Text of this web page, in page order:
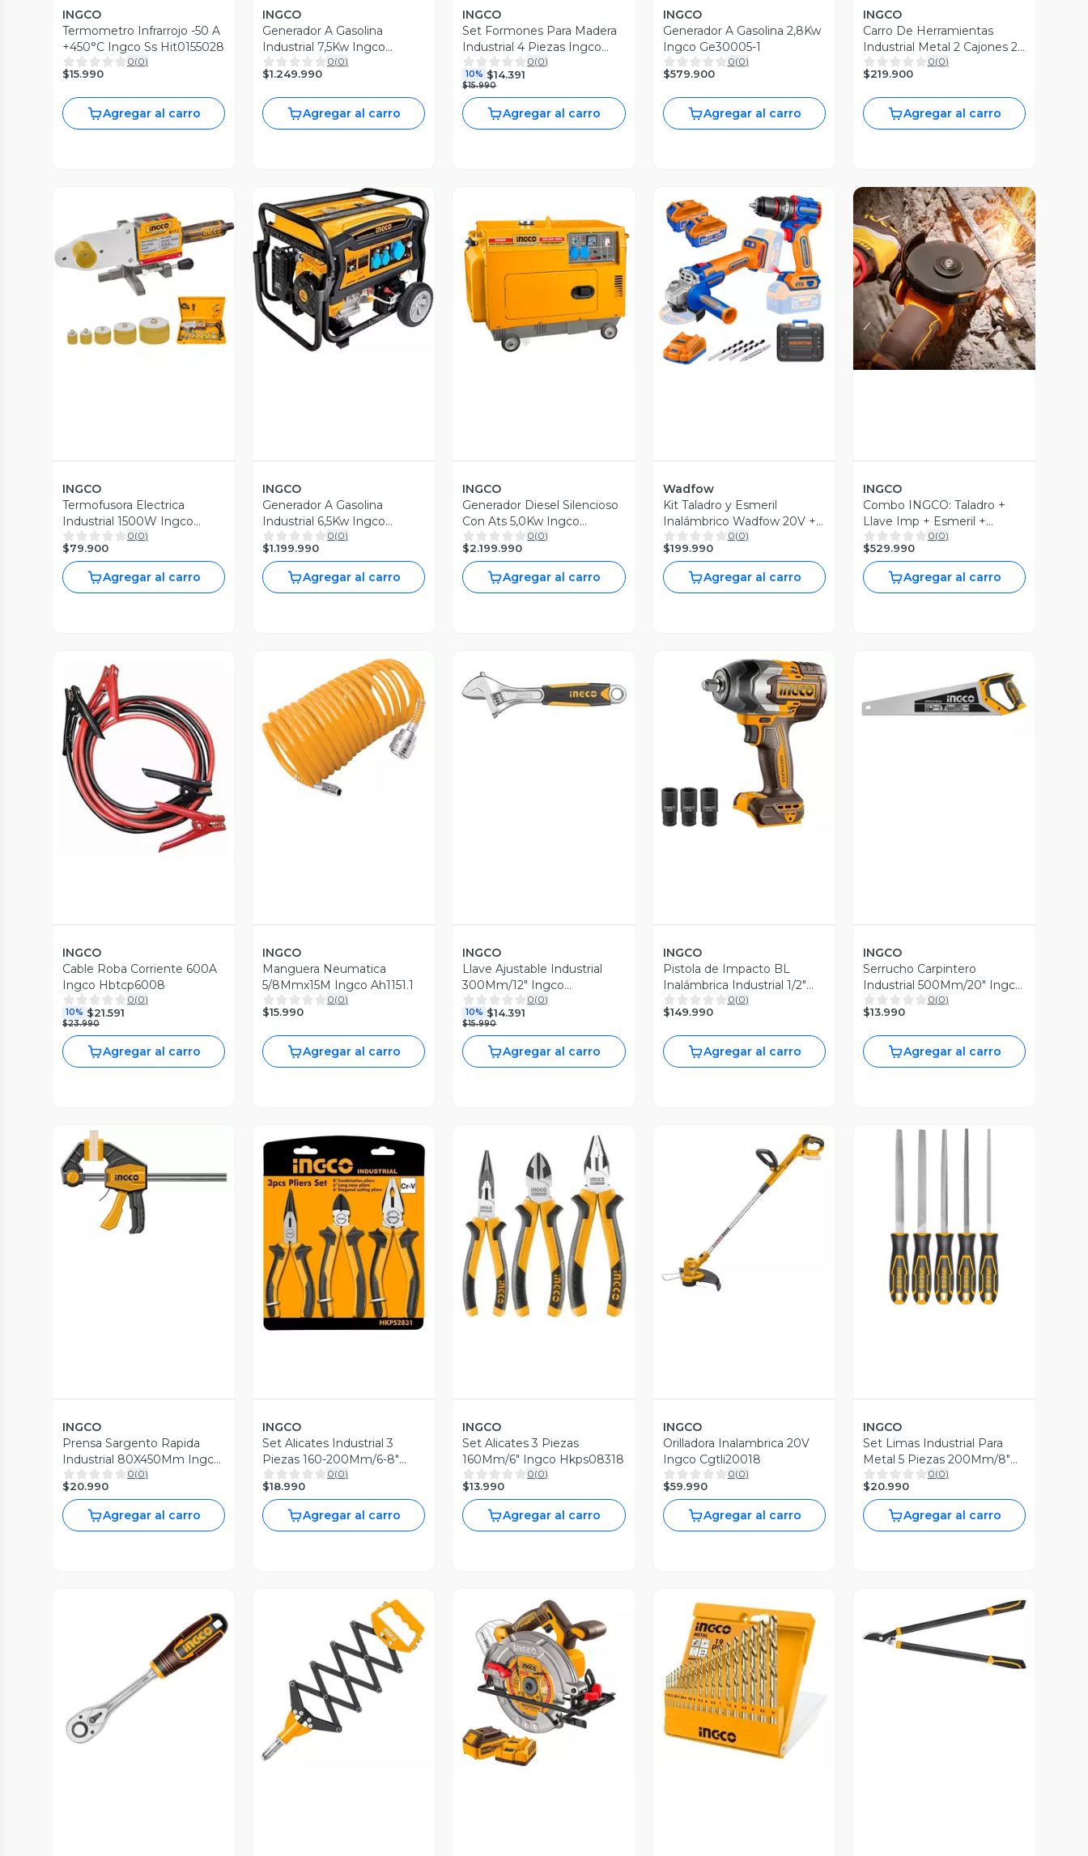
INGCO
Termometro Infrarrojo -50 A
+450°C Ingco Ss Hit0155028
0(0)
$15.990
Agregar al carro
INGCO
Generador A Gasolina
Industrial 7,5Kw Ingco
Ge75006
0(0)
$1.249.990
Agregar al carro
INGCO
Set Formones Para Madera
Industrial 4 Piezas Ingco
Hktwc04010(0)
10% $14.391
$15.990
Agregar al carro
INGCO
Generador A Gasolina 2,8Kw
Ingco Ge30005-1
0(0)
$579.900
Agregar al carro
INGCO
Carro De Herramientas
Industrial Metal 2 Cajones 2
Niveles Ingco Hptct021
0(0)
$219.900
Agregar al carro
Vista Previa
INGCO
Termofusora Electrica
Industrial 1500W Ingco
Ptwt2150020(0)
$79.900
Agregar al carro
Vista Previa
INGCO
Generador A Gasolina
Industrial 6,5Kw Ingco
Ge65006
0(0)
$1.199.990
Agregar al carro
Vista Previa
INGCO
Generador Diesel Silencioso
Con Ats 5,0Kw Ingco
Gse50001.1 0(0)
$2.199.990
Agregar al carro
Vista Previa
Wadfow
Kit Taladro y Esmeril
Inalámbrico Wadfow 20V + 2
Bat y Carg. 0(0)
$199.990
Agregar al carro
Vista Previa
INGCO
Combo INGCO: Taladro +
Llave Imp + Esmeril +
Rotomartillo
0(0)
$529.990
Agregar al carro
Vista Previa
INGCO
Cable Roba Corriente 600A
Ingco Hbtcp6008
0(0)
10% $21.591
$23.990
Agregar al carro
Vista Previa
INGCO
Manguera Neumatica
5/8Mmx15M Ingco Ah1151.1
0(0)
$15.990
Agregar al carro
Vista Previa
INGCO
Llave Ajustable Industrial
300Mm/12" Ingco
Hadw1311280(0)
10% $14.391
$15.990
Agregar al carro
Vista Previa
INGCO
Pistola de Impacto BL
Inalámbrica Industrial 1/2"
20V/800Nm
0(0)
$149.990
Agregar al carro
Vista Previa
INGCO
Serrucho Carpintero
Industrial 500Mm/20" Ingco
Hhas285000(0)
$13.990
Agregar al carro
Vista Previa
INGCO
Prensa Sargento Rapida
Industrial 80X450Mm Ingco
Hqbc18801 0(0)
$20.990
Agregar al carro
Vista Previa
INGCO
Set Alicates Industrial 3
Piezas 160-200Mm/6-8"
Ingco
0(0)
$18.990
Agregar al carro
Vista Previa
INGCO
Set Alicates 3 Piezas
160Mm/6" Ingco Hkps08318
0(0)
$13.990
Agregar al carro
Vista Previa
INGCO
Orilladora Inalambrica 20V
Ingco Cgtli20018
0(0)
$59.990
Agregar al carro
Vista Previa
INGCO
Set Limas Industrial Para
Metal 5 Piezas 200Mm/8"
Hktfs0508 0(0)
$20.990
Agregar al carro
Vista Previa Vista Previa Vista Previa Vista Previa
Vista Previa